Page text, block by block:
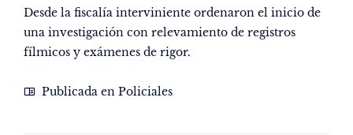
Desde la fiscalía interviniente ordenaron el inicio de
una investigación con relevamiento de registros
fílmicos y exámenes de rigor.
Publicada en Policiales